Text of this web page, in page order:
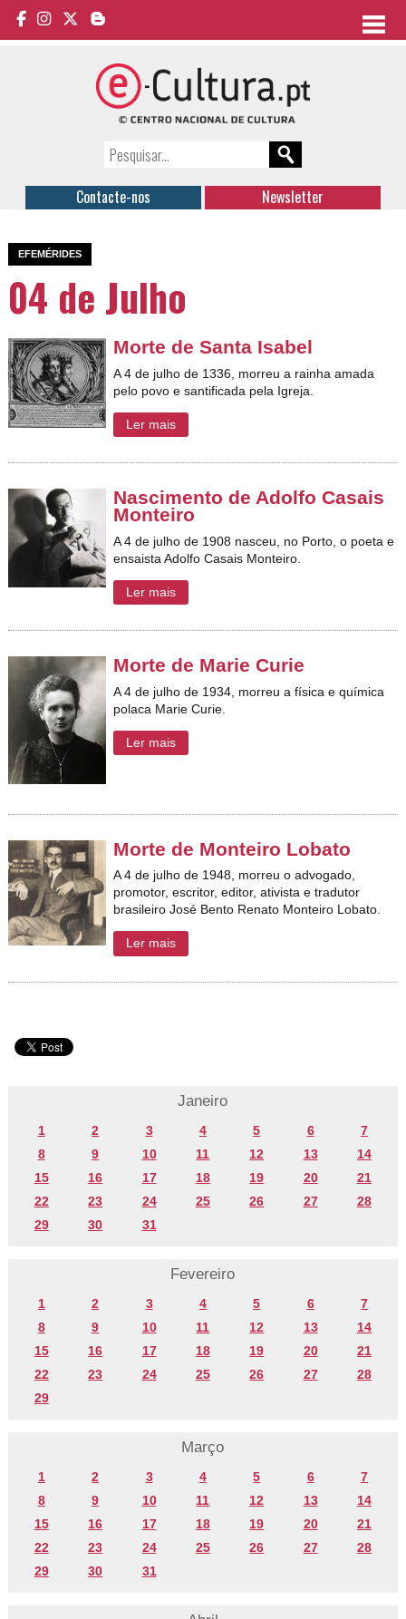
Contacte-nos Newsletter
EFEMÉRIDES
04 de Julho
Morte de Santa Isabel
A 4 de julho de 1336, morreu a rainha amada
pelo povo e santificada pela Igreja.
Ler mais
Nascimento de Adolfo Casais
Monteiro
A 4 de julho de 1908 nasceu, no Porto, o poeta e
ensaista Adolfo Casais Monteiro.
Ler mais
Morte de Marie Curie
A 4 de julho de 1934, morreu a física e química
polaca Marie Curie.
Ler mais
Morte de Monteiro Lobato
A 4 de julho de 1948, morreu o advogado,
promotor, escritor, editor, ativista e tradutor
brasileiro José Bento Renato Monteiro Lobato.
Ler mais
Janeiro
1 2 3 4 5 6
7
8
9 10 11 12 13
14
15
16 17 18 19 20
21
22
23 24 25 26 27
28
29
30 31
Fevereiro
1 2 3 4 5 6
7
8
9 10 11 12 13
14
15
16 17 18 19 20
21
22
23 24 25 26 27
28
29
Março
1 2 3 4 5 6
7
8
9 10 11 12 13
14
15
16 17 18 19 20
21
22
23 24 25 26 27
28
29
30 31